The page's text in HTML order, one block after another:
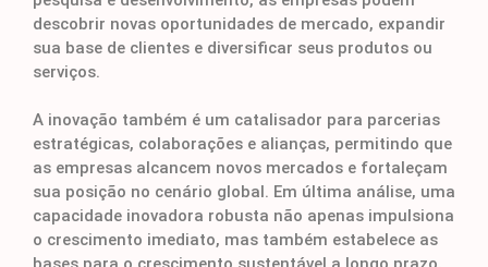
descobrir novas oportunidades de mercado, expandir
sua base de clientes e diversificar seus produtos ou
serviços.
A inovação também é um catalisador para parcerias
estratégicas, colaborações e alianças, permitindo que
as empresas alcancem novos mercados e fortaleçam
sua posição no cenário global. Em última análise, uma
capacidade inovadora robusta não apenas impulsiona
o crescimento imediato, mas também estabelece as